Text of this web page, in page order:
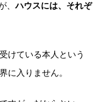
、ハウスには、それぞ
けている本人という
に入りません。